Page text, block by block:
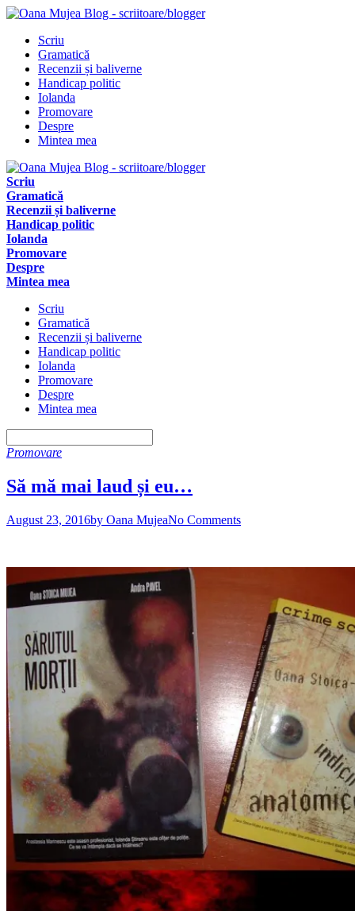
Scriu
Gramatică
Recenzii și baliverne
Handicap politic
Iolanda
Promovare
Despre
Mintea mea
Scriu
Gramatică
Recenzii și baliverne
Handicap politic
Iolanda
Promovare
Despre
Mintea mea
Scriu
Gramatică
Recenzii și baliverne
Handicap politic
Iolanda
Promovare
Despre
Mintea mea
Promovare
Să mă mai laud și eu…
August 23, 2016by Oana MujeaNo Comments